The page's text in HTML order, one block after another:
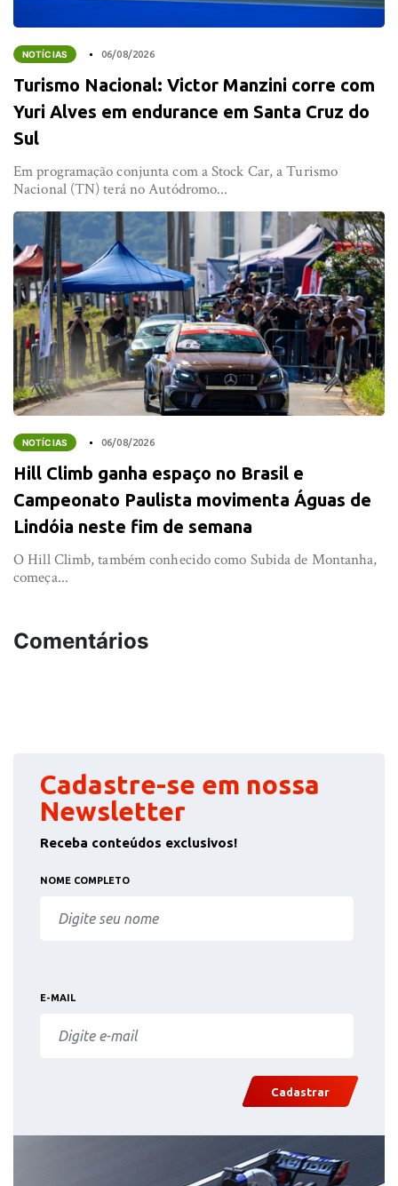
NOTÍCIAS 06/08/2026
Turismo Nacional: Victor Manzini corre com
Yuri Alves em endurance em Santa Cruz do
Sul
Em programação conjunta com a Stock Car, a Turismo
Nacional (TN) terá no Autódromo...
NOTÍCIAS 06/08/2026
Hill Climb ganha espaço no Brasil e
Campeonato Paulista movimenta Águas de
Lindóia neste fim de semana
O Hill Climb, também conhecido como Subida de Montanha,
começa...
Comentários
Cadastre-se em nossa
Newsletter
Receba conteúdos exclusivos!
NOME COMPLETO
E-MAIL
Cadastrar